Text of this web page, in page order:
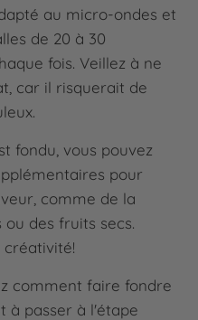
au micro-ondes et
de 20 à 30
fois. Veillez à ne
car il risquerait de
fondu, vous pouvez
pour
comme de la
ou des fruits secs.
créativité!
comment faire fondre
à passer à l'étape